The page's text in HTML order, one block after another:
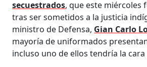
secuestrados, que este miércoles
tras ser sometidos a la justicia
ministro de Defensa, Gian Carlo
mayoría de uniformados
incluso uno de ellos tendría la